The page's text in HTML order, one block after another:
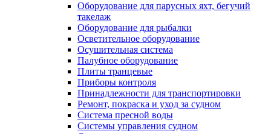
Оборудование для парусных яхт, бегучий
такелаж
Оборудование для рыбалки
Осветительное оборудование
Осушительная система
Палубное оборудование
Плиты транцевые
Приборы контроля
Принадлежности для транспортировки
Ремонт, покраска и уход за судном
Система пресной воды
Системы управления судном